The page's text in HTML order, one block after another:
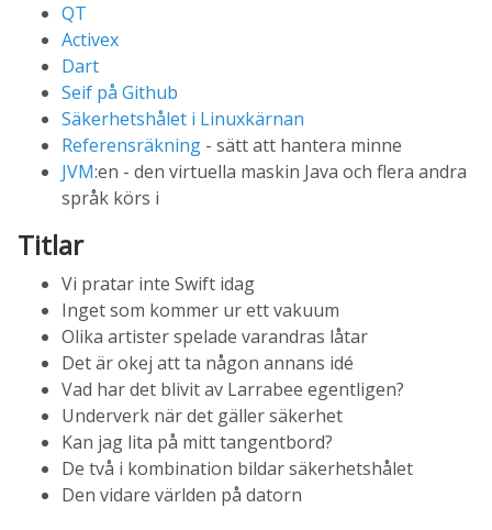
QT
Activex
Dart
Seif på Github
Säkerhetshålet i Linuxkärnan
Referensräkning - sätt att hantera minne
JVM:en - den virtuella maskin Java och flera andra
språk körs i
Titlar
Vi pratar inte Swift idag
Inget som kommer ur ett vakuum
Olika artister spelade varandras låtar
Det är okej att ta någon annans idé
Vad har det blivit av Larrabee egentligen?
Underverk när det gäller säkerhet
Kan jag lita på mitt tangentbord?
De två i kombination bildar säkerhetshålet
Den vidare världen på datorn